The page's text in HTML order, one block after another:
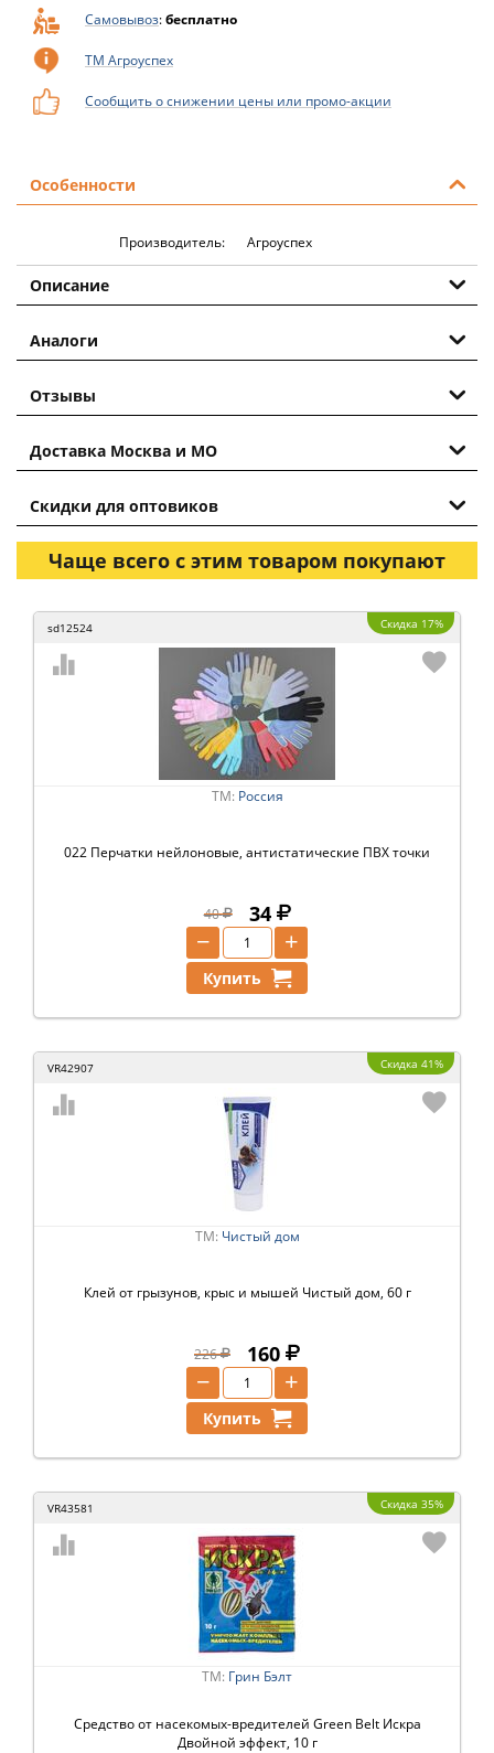
Самовывоз:бесплатно
ТМ Агроуспех
Сообщить о снижении цены или промо-акции
Особенности
Производитель: Агроуспех
Описание
Аналоги
Отзывы
Доставка Москва и МО
Скидки для оптовиков
Чаще всего с этим товаром покупают
sd12524 Скидка 17%
ТМ: Россия
022 Перчатки нейлоновые, антистатические ПВХ точки
40 34
+
−
Купить
VR42907 Скидка 41%
ТМ: Чистый дом
Клей от грызунов, крыс и мышей Чистый дом, 60 г
226 160
+
−
Купить
VR43581 Скидка 35%
ТМ: Грин Бэлт
Средство от насекомых-вредителей Green Belt Искра
Двойной эффект, 10 г